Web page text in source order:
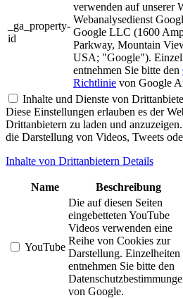
_ga_property-
id
verwenden auf unserer
Webanalysedienst
Google LLC (1600
Parkway, Mountain
USA; "Google").
entnehmen Sie bitte den
Richtlinie von Google
Inhalte und Dienste von
Diese Einstellungen erlauben es der
Drittanbietern zu laden und
die Darstellung von Videos, Tweets
Inhalte von Drittanbietern Details
Name Beschreibung
YouTube
Die auf diesen Seiten
eingebetteten YouTube
Videos verwenden eine
Reihe von Cookies zur
Darstellung. Einzelheiten
entnehmen Sie bitte den
von Google.